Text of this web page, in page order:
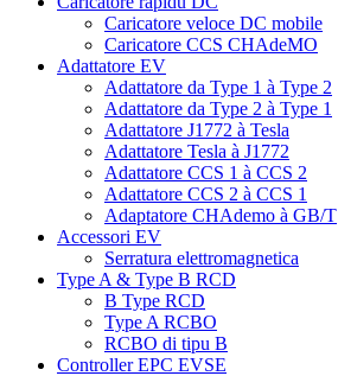
Caricatore veloce DC mobile
Caricatore CCS CHAdeMO
Adattatore EV
Adattatore da Type 1 à Type 2
Adattatore da Type 2 à Type 1
Adattatore J1772 à Tesla
Adattatore Tesla à J1772
Adattatore CCS 1 à CCS 2
Adattatore CCS 2 à CCS 1
Adaptatore CHAdemo à GB/T
Accessori EV
Serratura elettromagnetica
Type A & Type B RCD
B Type RCD
Type A RCBO
RCBO di tipu B
Controller EPC EVSE